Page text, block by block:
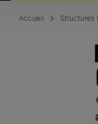
Accueil Structures